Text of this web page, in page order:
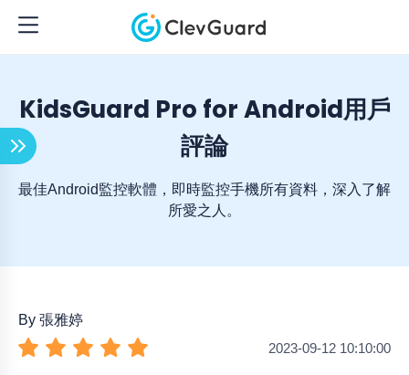
KidsGuard Pro for Android用戶
評論
最佳Android監控軟體，即時監控手機所有資料，深入了解
所愛之人。
2023-09-12 10:10:00
By 張雅婷